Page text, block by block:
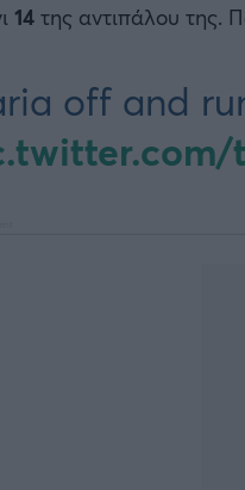
14 της αντιπάλου της.
off and